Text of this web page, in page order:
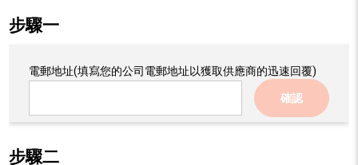
步驟一
電郵地址(填寫您的公司電郵地址以獲取供應商的迅速回覆)
確認
步驟二